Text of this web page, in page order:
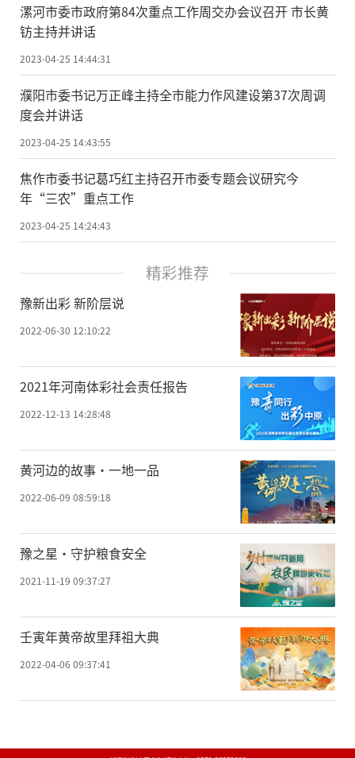
漯河市委市政府第84次重点工作周交办会议召开 市长黄
钫主持并讲话
2023-04-25 14:44:31
濮阳市委书记万正峰主持全市能力作风建设第37次周调
度会并讲话
2023-04-25 14:43:55
焦作市委书记葛巧红主持召开市委专题会议研究今
年“三农”重点工作
2023-04-25 14:24:43
精彩推荐
豫新出彩 新阶层说
2022-06-30 12:10:22
2021年河南体彩社会责任报告
2022-12-13 14:28:48
黄河边的故事·一地一品
2022-06-09 08:59:18
豫之星·守护粮食安全
2021-11-19 09:37:27
壬寅年黄帝故里拜祖大典
2022-04-06 09:37:41